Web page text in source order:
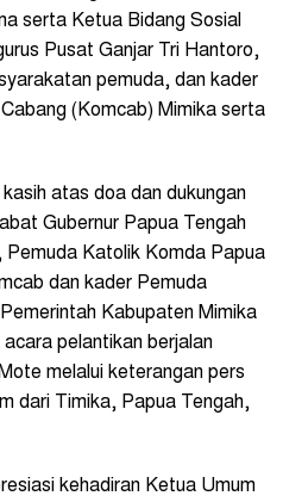
serta Ketua Bidang Sosial
Pusat Ganjar Tri Hantoro,
pemuda, dan kader
(Komcab) Mimika serta
atas doa dan dukungan
Gubernur Papua Tengah
Pemuda Katolik Komda Papua
dan kader Pemuda
Kabupaten Mimika
pelantikan berjalan
melalui keterangan pers
dari Timika, Papua Tengah,
kehadiran Ketua Umum